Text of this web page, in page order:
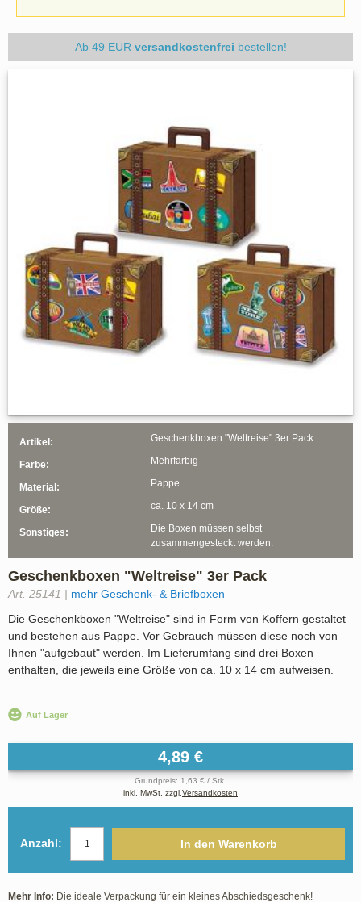
Geschenkboxen "Weltreise" 3er Pack
Art. 25141 | mehr Geschenk- & Briefboxen
Die Geschenkboxen "Weltreise" sind in Form von Koffern gestaltet
und bestehen aus Pappe. Vor Gebrauch müssen diese noch von
Ihnen "aufgebaut" werden. Im Lieferumfang sind drei Boxen
enthalten, die jeweils eine Größe von ca. 10 x 14 cm aufweisen.
Auf Lager
4,89 €
Grundpreis: 1,63 € / Stk.
inkl. MwSt. zzgl. Versandkosten
Anzahl: In den Warenkorb
Mehr Info: Die ideale Verpackung für ein kleines Abschiedsgeschenk!
Ab 49 EUR versandkostenfrei bestellen!
Artikel: Geschenkboxen "Weltreise" 3er Pack
Farbe: Mehrfarbig
Material: Pappe
Größe: ca. 10 x 14 cm
Sonstiges:
Die Boxen müssen selbst
zusammengesteckt werden.